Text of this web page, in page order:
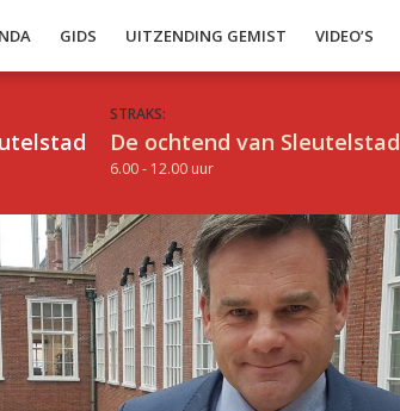
GIDS UITZENDING GEMIST VIDEO’S
STRAKS:
De ochtend van Sleutelstad
6.00 - 12.00 uur